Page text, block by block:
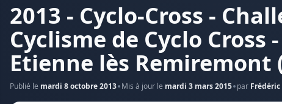
2013 - Cyclo-Cross -
Cyclisme de Cyclo Cross
Etienne lès Remiremont
Publié le mardi 8 octobre 2013 Mis à jour le mardi 3 mars 2015 par